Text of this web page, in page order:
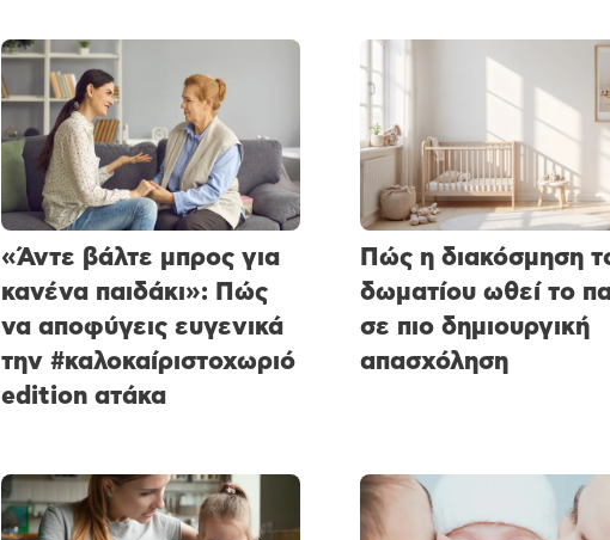
«Άντε βάλτε μπρος για
κανένα παιδάκι»: Πώς
να αποφύγεις ευγενικά
την #καλοκαίριστοχωριό
edition ατάκα
Πώς η διακόσμηση
δωματίου ωθεί το
σε πιο δημιουργική
απασχόληση